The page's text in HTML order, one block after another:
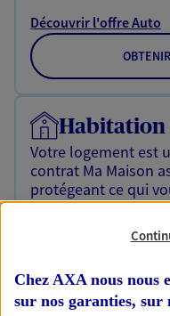
Découvrir l'offre Auto
Habitation
Votre logement est
contrat Ma Maison
protégeant ce qui
Chez AXA nous nous
sur nos garanties, sur